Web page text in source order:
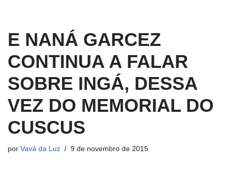
E NANÁ GARCEZ
CONTINUA A FALAR
SOBRE INGÁ, DESSA
VEZ DO MEMORIAL DO
CUSCUS
por Vavá da Luz 9 de novembro de 2015